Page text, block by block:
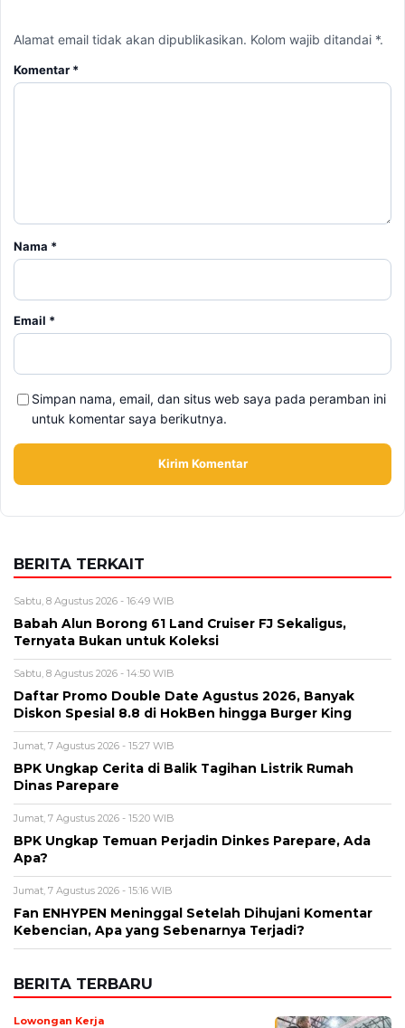
Alamat email tidak akan dipublikasikan. Kolom wajib ditandai *.
Komentar *
Nama *
Email *
Simpan nama, email, dan situs web saya pada peramban ini
untuk komentar saya berikutnya.
BERITA TERKAIT
Sabtu, 8 Agustus 2026 - 16:49 WIB
Babah Alun Borong 61 Land Cruiser FJ Sekaligus,
Ternyata Bukan untuk Koleksi
Sabtu, 8 Agustus 2026 - 14:50 WIB
Daftar Promo Double Date Agustus 2026, Banyak
Diskon Spesial 8.8 di HokBen hingga Burger King ‎
Jumat, 7 Agustus 2026 - 15:27 WIB
BPK Ungkap Cerita di Balik Tagihan Listrik Rumah
Dinas Parepare
Jumat, 7 Agustus 2026 - 15:20 WIB
BPK Ungkap Temuan Perjadin Dinkes Parepare, Ada
Apa?
Jumat, 7 Agustus 2026 - 15:16 WIB
Fan ENHYPEN Meninggal Setelah Dihujani Komentar
Kebencian, Apa yang Sebenarnya Terjadi?
BERITA TERBARU
Lowongan Kerja